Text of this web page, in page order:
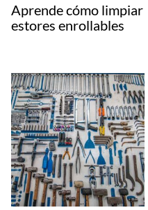
Aprende cómo limpiar
estores enrollables